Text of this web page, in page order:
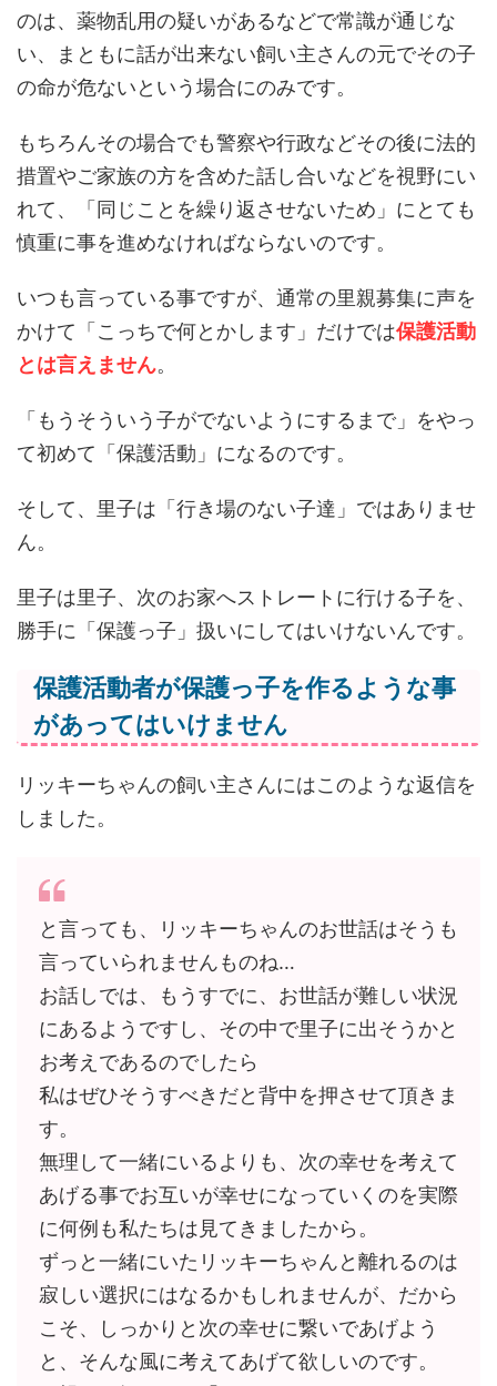
のは、薬物乱用の疑いがあるなどで常識が通じな
い、まともに話が出来ない飼い主さんの元でその子
の命が危ないという場合にのみです。
もちろんその場合でも警察や行政などその後に法的
措置やご家族の方を含めた話し合いなどを視野にい
れて、「同じことを繰り返させないため」にとても
慎重に事を進めなければならないのです。
いつも言っている事ですが、通常の里親募集に声を
かけて「こっちで何とかします」だけでは保護活動
とは言えません。
「もうそういう子がでないようにするまで」をやっ
て初めて「保護活動」になるのです。
そして、里子は「行き場のない子達」ではありませ
ん。
里子は里子、次のお家へストレートに行ける子を、
勝手に「保護っ子」扱いにしてはいけないんです。
保護活動者が保護っ子を作るような事
があってはいけません
リッキーちゃんの飼い主さんにはこのような返信を
しました。
と言っても、リッキーちゃんのお世話はそうも
言っていられませんものね…
お話しでは、もうすでに、お世話が難しい状況
にあるようですし、その中で里子に出そうかと
お考えであるのでしたら
私はぜひそうすべきだと背中を押させて頂きま
す。
無理して一緒にいるよりも、次の幸せを考えて
あげる事でお互いが幸せになっていくのを実際
に何例も私たちは見てきましたから。
ずっと一緒にいたリッキーちゃんと離れるのは
寂しい選択にはなるかもしれませんが、だから
こそ、しっかりと次の幸せに繋いであげよう
と、そんな風に考えてあげて欲しいのです。